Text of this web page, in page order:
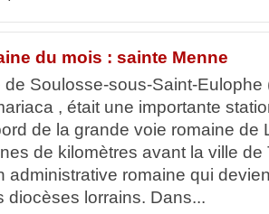
du mois : sainte Menne
de Soulosse-sous-Saint-
, était une importante
de la grande voie romaine de
de kilomètres avant la ville de
administrative romaine qui
diocèses lorrains. Dans...